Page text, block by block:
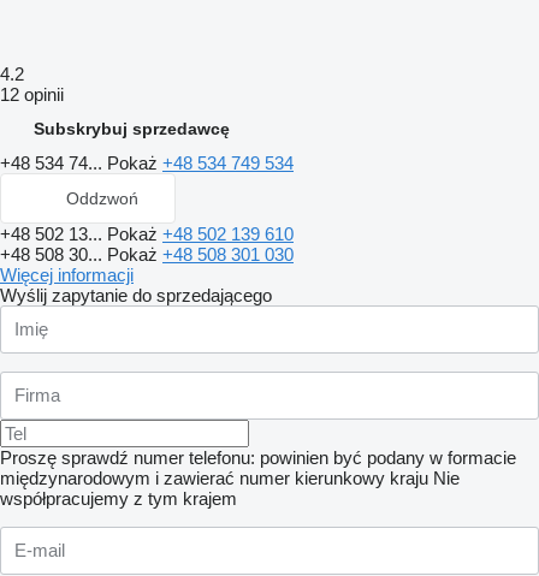
4.2
12 opinii
Subskrybuj sprzedawcę
+48 534 74... Pokaż +48 534 749 534
Oddzwoń
+48 502 13... Pokaż +48 502 139 610
+48 508 30... Pokaż +48 508 301 030
Więcej informacji
Wyślij zapytanie do sprzedającego
Proszę sprawdź numer telefonu: powinien być podany w formacie
międzynarodowym i zawierać numer kierunkowy kraju Nie
współpracujemy z tym krajem